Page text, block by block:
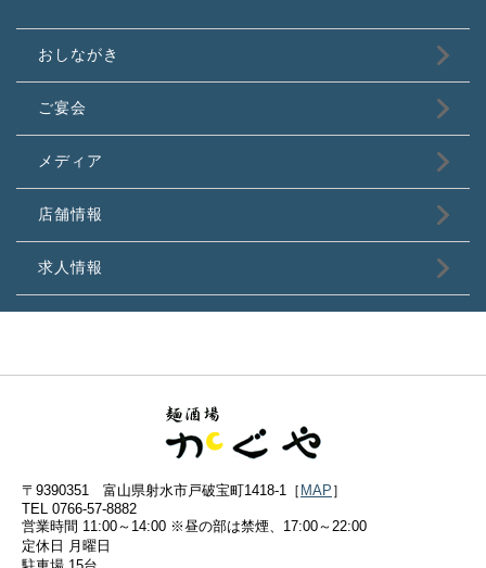
おしながき
ご宴会
メディア
店舗情報
求人情報
〒9390351 富山県射水市戸破宝町1418-1［ MAP ］
TEL 0766-57-8882
営業時間 11:00～14:00 ※昼の部は禁煙、17:00～22:00
定休日 月曜日